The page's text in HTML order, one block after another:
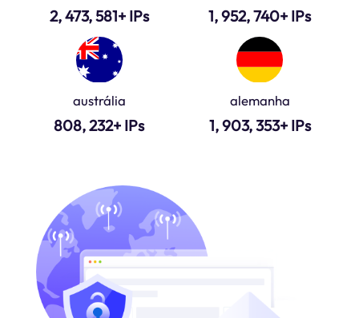
2, 473, 581+ IPs 1, 952, 740+ IPs
austrália
808, 232+ IPs
alemanha
1, 903, 353+ IPs